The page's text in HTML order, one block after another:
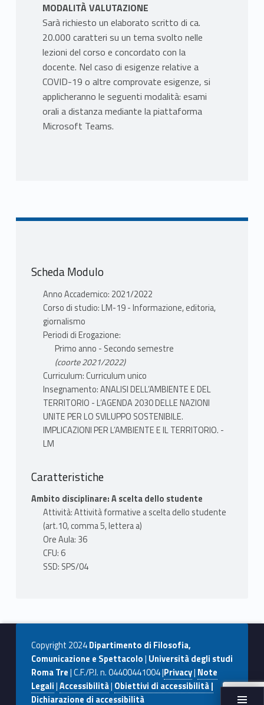
MODALITÀ VALUTAZIONE
Sarà richiesto un elaborato scritto di ca.
20.000 caratteri su un tema svolto nelle
lezioni del corso e concordato con la
docente. Nel caso di esigenze relative a
COVID-19 o altre comprovate esigenze, si
applicheranno le seguenti modalità: esami
orali a distanza mediante la piattaforma
Microsoft Teams.
Scheda Modulo
Anno Accademico: 2021/2022
Corso di studio: LM-19 - Informazione, editoria,
giornalismo
Periodi di Erogazione:
Primo anno - Secondo semestre
(coorte 2021/2022)
Curriculum: Curriculum unico
Insegnamento: ANALISI DELL’AMBIENTE E DEL
TERRITORIO - L’AGENDA 2030 DELLE NAZIONI
UNITE PER LO SVILUPPO SOSTENIBILE.
IMPLICAZIONI PER L’AMBIENTE E IL TERRITORIO. -
LM
Caratteristiche
Ambito disciplinare: A scelta dello studente
Attività: Attività formative a scelta dello studente
(art.10, comma 5, lettera a)
Ore Aula: 36
CFU: 6
SSD: SPS/04
Copyright 2024Dipartimento di Filosofia,
Comunicazione e Spettacolo| Università degli studi
Roma Tre| C.F./P.I. n. 04400441004 |Privacy| Note
Legali|Accessibilità| Obiettivi di accessibilità |
Dichiarazione di accessibilità